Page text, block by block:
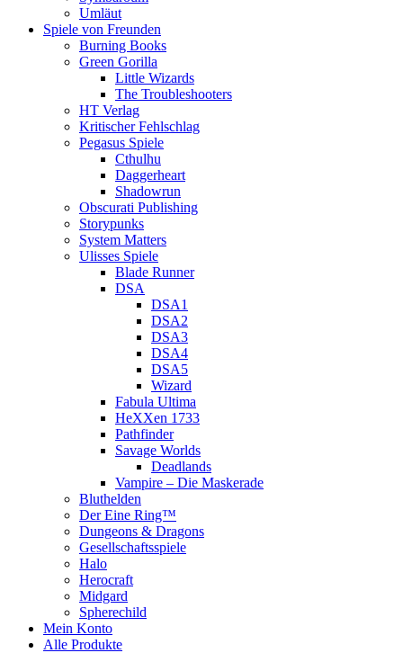
Umläut
Spiele von Freunden
Burning Books
Green Gorilla
Little Wizards
The Troubleshooters
HT Verlag
Kritischer Fehlschlag
Pegasus Spiele
Cthulhu
Daggerheart
Shadowrun
Obscurati Publishing
Storypunks
System Matters
Ulisses Spiele
Blade Runner
DSA
DSA1
DSA2
DSA3
DSA4
DSA5
Wizard
Fabula Ultima
HeXXen 1733
Pathfinder
Savage Worlds
Deadlands
Vampire – Die Maskerade
Bluthelden
Der Eine Ring™
Dungeons & Dragons
Gesellschaftsspiele
Halo
Herocraft
Midgard
Spherechild
Mein Konto
Alle Produkte